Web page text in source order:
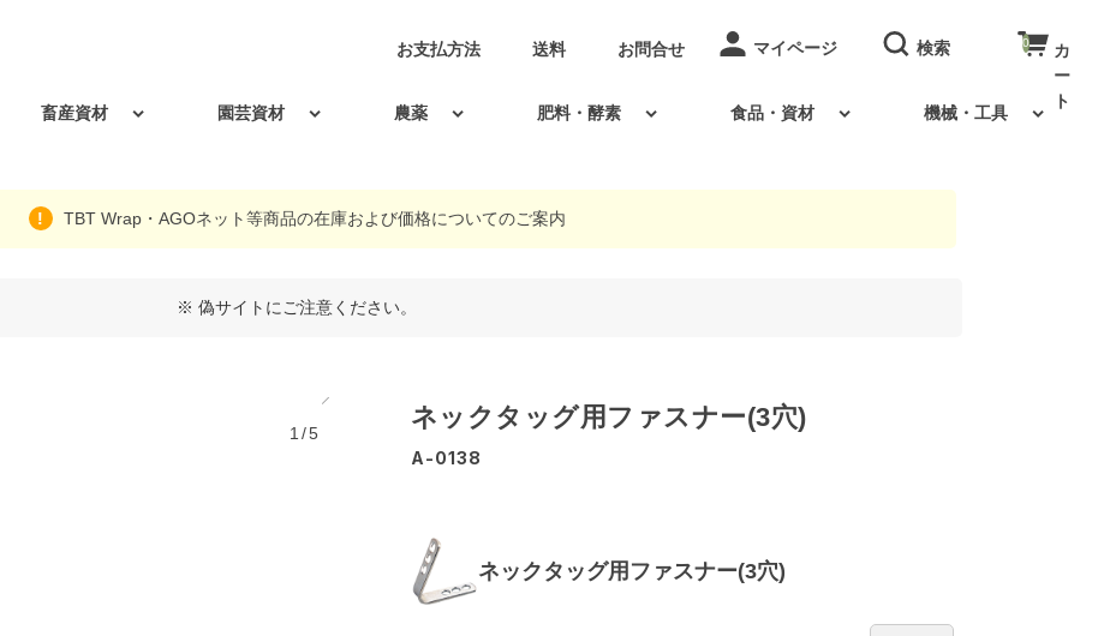
畜産資材 園芸資材 農薬 肥料・酵素 食品・資材 機械・工具
お支払方法 送料 お問合せ 0
TBT Wrap・AGOネット等商品の在庫および価格についてのご案内
※ 偽サイトにご注意ください。
1/5
ネックタッグ用ファスナー(3穴)
A-0138
ネックタッグ用ファスナー(3穴)